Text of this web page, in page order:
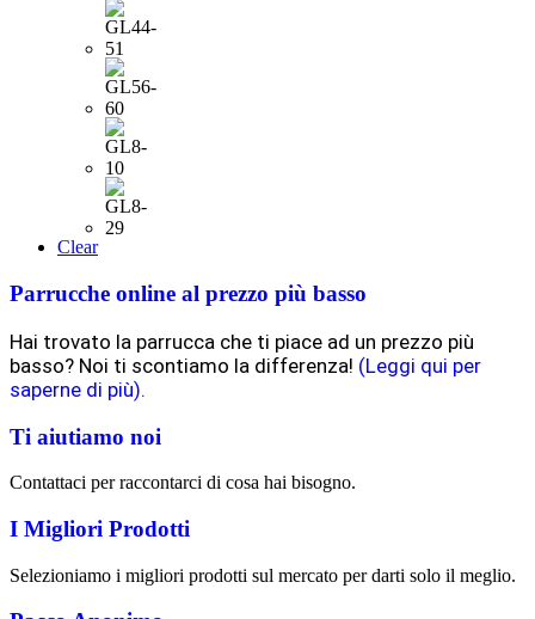
Clear
Parrucche online al prezzo più basso
Hai trovato la parrucca che ti piace ad un prezzo più
basso? Noi ti scontiamo la differenza! (Leggi qui per
saperne di più).
Ti aiutiamo noi
Contattaci per raccontarci di cosa hai bisogno.
I Migliori Prodotti
Selezioniamo i migliori prodotti sul mercato per darti solo il meglio.